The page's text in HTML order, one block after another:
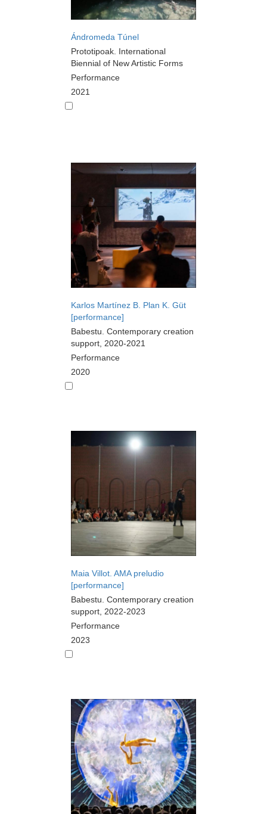
Ándromeda Túnel
Prototipoak. International
Biennial of New Artistic Forms
Performance
2021
Karlos Martínez B. Plan K. Güt
[performance]
Babestu. Contemporary creation
support, 2020-2021
Performance
2020
Maia Villot. AMA preludio
[performance]
Babestu. Contemporary creation
support, 2022-2023
Performance
2023